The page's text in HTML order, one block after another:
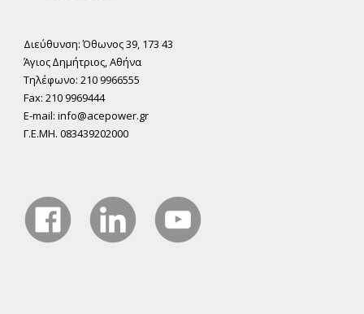
Διεύθυνση: Όθωνος 39, 173 43
Άγιος ∆ηµήτριος, Αθήνα
Τηλέφωνο: 210 9966555
Fax: 210 9969444
E-mail: info@acepower.gr
Γ.Ε.ΜΗ. 083439202000